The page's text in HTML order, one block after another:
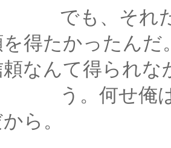
れだけのこ
得たかったん
なんて得られな
俺は「娘よ
ら。